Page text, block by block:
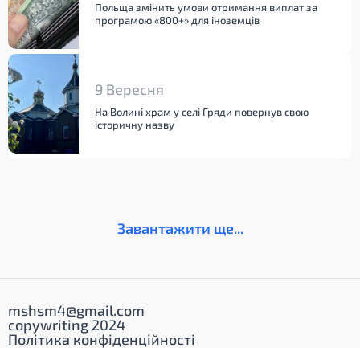
Польща змінить умови отримання виплат за
програмою «800+» для іноземців
9 Вересня
На Волині храм у селі Гряди повернув свою
історичну назву
Завантажити ще...
mshsm4@gmail.com
copywriting 2024
Політика конфіденційності